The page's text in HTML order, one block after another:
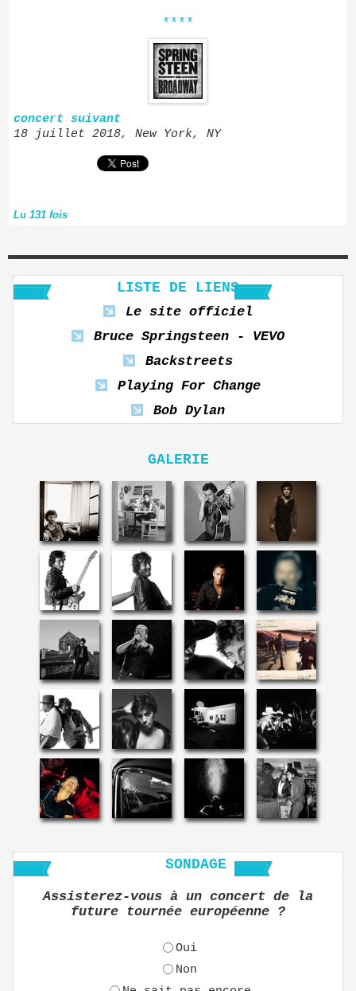
****
concert suivant
18 juillet 2018, New York, NY
Lu 131 fois
LISTE DE LIENS
Le site officiel
Bruce Springsteen - VEVO
Backstreets
Playing For Change
Bob Dylan
GALERIE
SONDAGE
Assisterez-vous à un concert de la
future tournée européenne ?
Oui
Non